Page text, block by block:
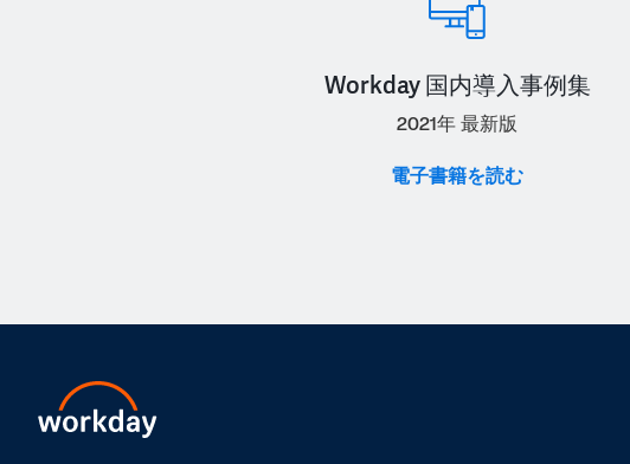
Workday 国内導入事例集
2021年 最新版
電子書籍を読む